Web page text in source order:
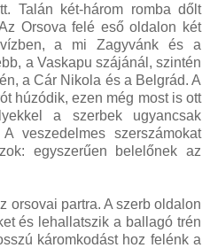
Talán két-három romba dőlt
Orsova felé eső oldalon két
a mi Zagyvánk és a
a Vaskapu szájánál, szintén
a Cár Nikola és a Belgrád. A
húzódik, ezen még most is ott
a szerbek ugyancsak
veszedelmes szerszámokat
egyszerűen belelőnek az
orsovai partra. A szerb oldalon
és lehallatszik a ballagó trén
káromkodást hoz felénk a